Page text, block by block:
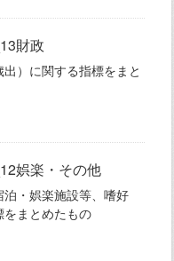
財政
）に関する指標をまと
娯楽・その他
・娯楽施設等、嗜好
まとめたもの